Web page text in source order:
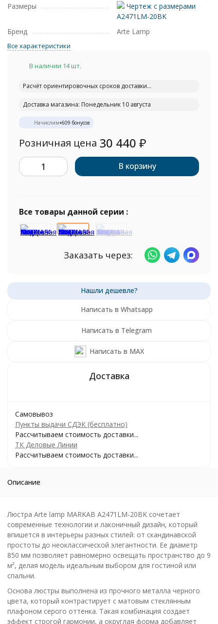
Размеры
Чертеж с размерами
A2471LM-20BK
Бренд
Arte Lamp
Все характеристики
В наличии 14 шт.
Расчёт ориентировочных сроков доставки...
Доставка магазина: Понедельник 10 августа
Начислим+609 бонусов
Розничная цена 30 440 ₽
В корзину
Все товары данной серии :
Заказать через:
Написать в Whatsapp
Написать в Telegram
Написать в MAX
Самовывоз
Пункты выдачи СДЭК (бесплатно)
Рассчитываем стоимость доставки...
ТК Деловые Линии
Рассчитываем стоимость доставки...
Описание
Люстра Arte lamp MARKAB A2471LM-20BK сочетает
современные технологии и лаконичный дизайн, который
впишется в интерьеры разных стилей: от скандинавской
простоты до неоклассической элегантности. Ее диаметр
850 мм позволяет равномерно освещать пространство до 9
м², делая модель идеальным выбором для гостиной или
спальни.
Основа люстры выполнена из прочного металла черного
цвета, который контрастирует с матовым стеклянным
плафоном серого оттенка. Такая комбинация создает
эффект строгой гармонии, а округлая форма добавляет